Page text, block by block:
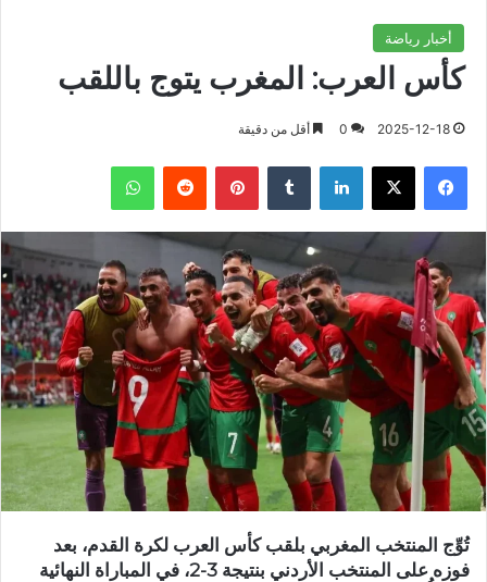
أخبار رياضة
كأس العرب: المغرب يتوج باللقب
2025-12-18
0 أقل من دقيقة
فيسبوك X لينكدإن بينتيريست واتساب
تُوِّج المنتخب المغربي بلقب كأس العرب لكرة القدم، بعد
فوزه على المنتخب الأردني بنتيجة 3-2، في المباراة النهائية